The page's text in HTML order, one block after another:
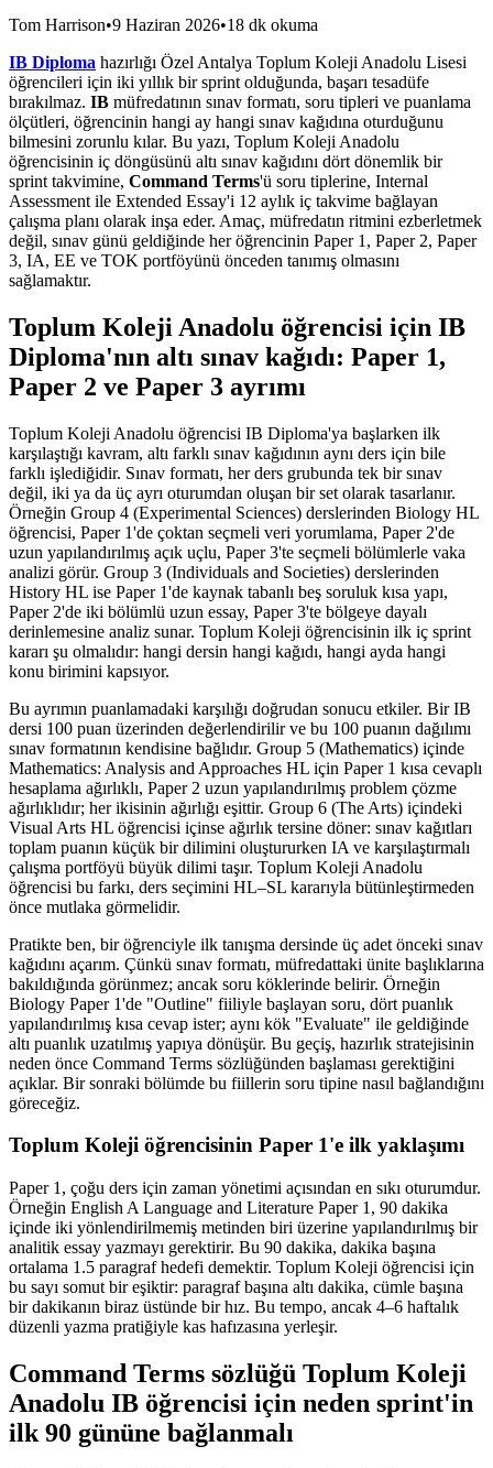
Tom Harrison•9 Haziran 2026•18 dk okuma
IB Diploma hazırlığı Özel Antalya Toplum Koleji Anadolu Lisesi
öğrencileri için iki yıllık bir sprint olduğunda, başarı tesadüfe
bırakılmaz. IB müfredatının sınav formatı, soru tipleri ve puanlama
ölçütleri, öğrencinin hangi ay hangi sınav kağıdına oturduğunu
bilmesini zorunlu kılar. Bu yazı, Toplum Koleji Anadolu
öğrencisinin iç döngüsünü altı sınav kağıdını dört dönemlik bir
sprint takvimine, Command Terms'ü soru tiplerine, Internal
Assessment ile Extended Essay'i 12 aylık iç takvime bağlayan
çalışma planı olarak inşa eder. Amaç, müfredatın ritmini ezberletmek
değil, sınav günü geldiğinde her öğrencinin Paper 1, Paper 2, Paper
3, IA, EE ve TOK portföyünü önceden tanımış olmasını
sağlamaktır.
Toplum Koleji Anadolu öğrencisi için IB
Diploma'nın altı sınav kağıdı: Paper 1,
Paper 2 ve Paper 3 ayrımı
Toplum Koleji Anadolu öğrencisi IB Diploma'ya başlarken ilk
karşılaştığı kavram, altı farklı sınav kağıdının aynı ders için bile
farklı işlediğidir. Sınav formatı, her ders grubunda tek bir sınav
değil, iki ya da üç ayrı oturumdan oluşan bir set olarak tasarlanır.
Örneğin Group 4 (Experimental Sciences) derslerinden Biology HL
öğrencisi, Paper 1'de çoktan seçmeli veri yorumlama, Paper 2'de
uzun yapılandırılmış açık uçlu, Paper 3'te seçmeli bölümlerle vaka
analizi görür. Group 3 (Individuals and Societies) derslerinden
History HL ise Paper 1'de kaynak tabanlı beş soruluk kısa yapı,
Paper 2'de iki bölümlü uzun essay, Paper 3'te bölgeye dayalı
derinlemesine analiz sunar. Toplum Koleji öğrencisinin ilk iç sprint
kararı şu olmalıdır: hangi dersin hangi kağıdı, hangi ayda hangi
konu birimini kapsıyor.
Bu ayrımın puanlamadaki karşılığı doğrudan sonucu etkiler. Bir IB
dersi 100 puan üzerinden değerlendirilir ve bu 100 puanın dağılımı
sınav formatının kendisine bağlıdır. Group 5 (Mathematics) içinde
Mathematics: Analysis and Approaches HL için Paper 1 kısa cevaplı
hesaplama ağırlıklı, Paper 2 uzun yapılandırılmış problem çözme
ağırlıklıdır; her ikisinin ağırlığı eşittir. Group 6 (The Arts) içindeki
Visual Arts HL öğrencisi içinse ağırlık tersine döner: sınav kağıtları
toplam puanın küçük bir dilimini oluştururken IA ve karşılaştırmalı
çalışma portföyü büyük dilimi taşır. Toplum Koleji Anadolu
öğrencisi bu farkı, ders seçimini HL–SL kararıyla bütünleştirmeden
önce mutlaka görmelidir.
Pratikte ben, bir öğrenciyle ilk tanışma dersinde üç adet önceki sınav
kağıdını açarım. Çünkü sınav formatı, müfredattaki ünite başlıklarına
bakıldığında görünmez; ancak soru köklerinde belirir. Örneğin
Biology Paper 1'de "Outline" fiiliyle başlayan soru, dört puanlık
yapılandırılmış kısa cevap ister; aynı kök "Evaluate" ile geldiğinde
altı puanlık uzatılmış yapıya dönüşür. Bu geçiş, hazırlık stratejisinin
neden önce Command Terms sözlüğünden başlaması gerektiğini
açıklar. Bir sonraki bölümde bu fiillerin soru tipine nasıl bağlandığını
göreceğiz.
Toplum Koleji öğrencisinin Paper 1'e ilk yaklaşımı
Paper 1, çoğu ders için zaman yönetimi açısından en sıkı oturumdur.
Örneğin English A Language and Literature Paper 1, 90 dakika
içinde iki yönlendirilmemiş metinden biri üzerine yapılandırılmış bir
analitik essay yazmayı gerektirir. Bu 90 dakika, dakika başına
ortalama 1.5 paragraf hedefi demektir. Toplum Koleji öğrencisi için
bu sayı somut bir eşiktir: paragraf başına altı dakika, cümle başına
bir dakikanın biraz üstünde bir hız. Bu tempo, ancak 4–6 haftalık
düzenli yazma pratiğiyle kas hafızasına yerleşir.
Command Terms sözlüğü Toplum Koleji
Anadolu IB öğrencisi için neden sprint'in
ilk 90 gününe bağlanmalı